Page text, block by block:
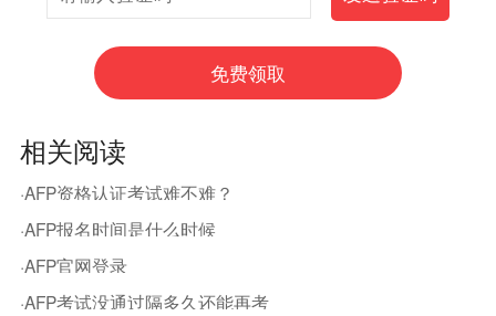
相关阅读
·AFP资格认证考试难不难？
·AFP报名时间是什么时候
·AFP官网登录
·AFP考试没通过隔多久还能再考